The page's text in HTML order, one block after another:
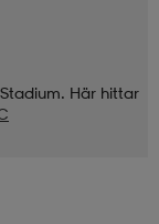
Här hittar